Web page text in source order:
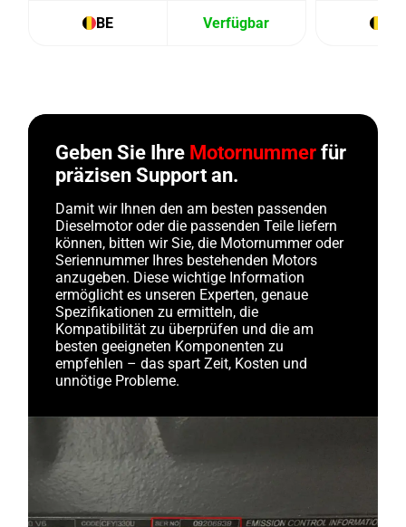
BE Verfügbar
Geben Sie Ihre Motornummer für
präzisen Support an.
Damit wir Ihnen den am besten passenden
Dieselmotor oder die passenden Teile liefern
können, bitten wir Sie, die Motornummer oder
Seriennummer Ihres bestehenden Motors
anzugeben. Diese wichtige Information
ermöglicht es unseren Experten, genaue
Spezifikationen zu ermitteln, die
Kompatibilität zu überprüfen und die am
besten geeigneten Komponenten zu
empfehlen – das spart Zeit, Kosten und
unnötige Probleme.